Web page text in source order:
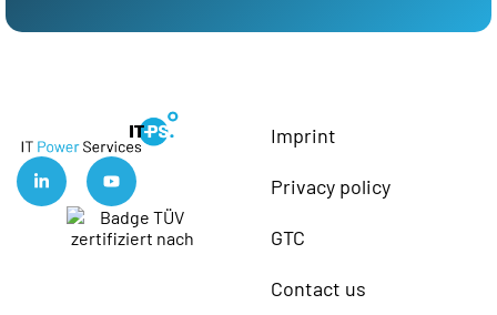
Imprint
Privacy policy
GTC
Contact us